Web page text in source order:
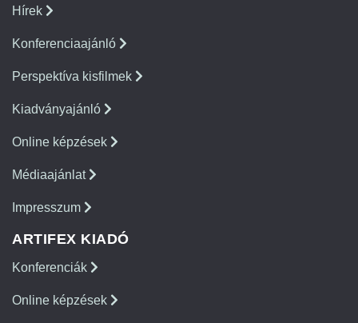
Hírek
Konferenciaajánló
Perspektíva kisfilmek
Kiadványajánló
Online képzések
Médiaajánlat
Impresszum
ARTIFEX KIADÓ
Konferenciák
Online képzések